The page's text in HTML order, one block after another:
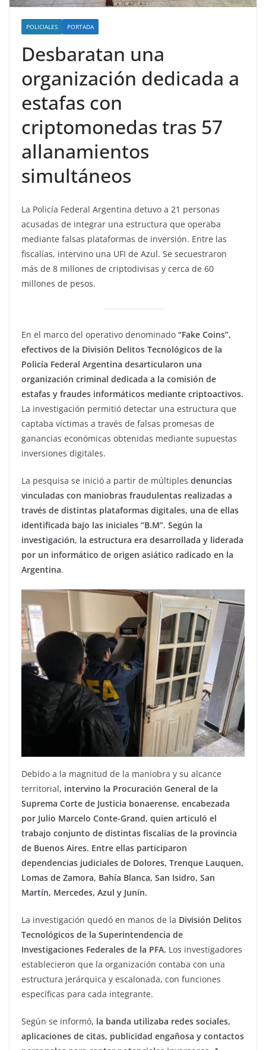
POLICIALES PORTADA
Desbaratan una
organización dedicada a
estafas con
criptomonedas tras 57
allanamientos
simultáneos
La Policía Federal Argentina detuvo a 21 personas
acusadas de integrar una estructura que operaba
mediante falsas plataformas de inversión. Entre las
fiscalías, intervino una UFI de Azul. Se secuestraron
más de 8 millones de criptodivisas y cerca de 60
millones de pesos.
En el marco del operativo denominado “Fake Coins”,
efectivos de la División Delitos Tecnológicos de la
Policía Federal Argentina desarticularon una
organización criminal dedicada a la comisión de
estafas y fraudes informáticos mediante criptoactivos.
La investigación permitió detectar una estructura que
captaba víctimas a través de falsas promesas de
ganancias económicas obtenidas mediante supuestas
inversiones digitales.
La pesquisa se inició a partir de múltiples denuncias
vinculadas con maniobras fraudulentas realizadas a
través de distintas plataformas digitales, una de ellas
identificada bajo las iniciales “B.M”. Según la
investigación, la estructura era desarrollada y liderada
por un informático de origen asiático radicado en la
Argentina.
Debido a la magnitud de la maniobra y su alcance
territorial, intervino la Procuración General de la
Suprema Corte de Justicia bonaerense, encabezada
por Julio Marcelo Conte-Grand, quien articuló el
trabajo conjunto de distintas fiscalías de la provincia
de Buenos Aires. Entre ellas participaron
dependencias judiciales de Dolores, Trenque Lauquen,
Lomas de Zamora, Bahía Blanca, San Isidro, San
Martín, Mercedes, Azul y Junín.
La investigación quedó en manos de la División Delitos
Tecnológicos de la Superintendencia de
Investigaciones Federales de la PFA. Los investigadores
establecieron que la organización contaba con una
estructura jerárquica y escalonada, con funciones
específicas para cada integrante.
Según se informó, la banda utilizaba redes sociales,
aplicaciones de citas, publicidad engañosa y contactos